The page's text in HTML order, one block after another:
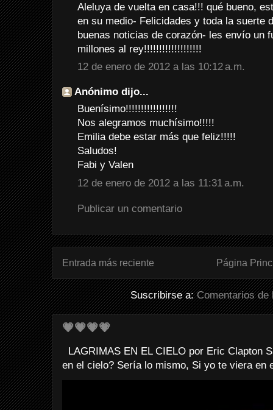
Aleluya de vuelta en casa!!! qué bueno,
en su medio- Felicidades y toda la suerte
buenas noticias de corazón- les envío un
millones al rey!!!!!!!!!!!!!!!!!!!
12 de enero de 2012 a las 10:12 a.m.
Anónimo dijo...
Buenísimo!!!!!!!!!!!!!!!!!
Nos alegramos muchísimo!!!!!
Emilia debe estar más que feliz!!!!!
Saludos!
Fabi y Valen
12 de enero de 2012 a las 11:31 a.m.
Publicar un comentario
Entrada más reciente Página
Suscribirse a:Comentarios de
💗💗💗💗
LAGRIMAS EN EL CIELO por Eric Clapton
en el cielo? Sería lo mismo, Si yo te viera en